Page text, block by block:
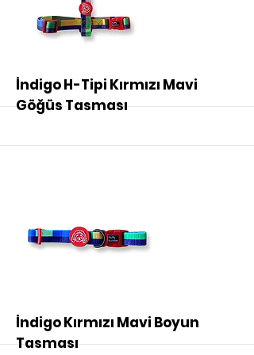
More
İndigo H-Tipi Kırmızı Mavi
Göğüs Tasması
More
İndigo Kırmızı Mavi Boyun
Tasması